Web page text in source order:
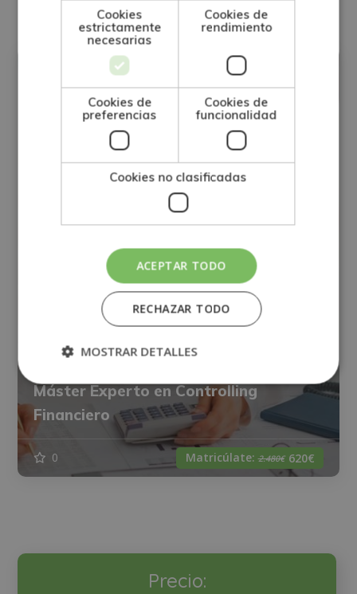
FINANZAS
Máster Experto en Controlling
Financiero
0 Matricúlate:2.480€ 620€
Precio:
Cookies
estrictamente
necesarias
Cookies de
rendimiento
Cookies de
preferencias
Cookies de
funcionalidad
Cookies no clasificadas
ACEPTAR TODO
RECHAZAR TODO
MOSTRAR DETALLES